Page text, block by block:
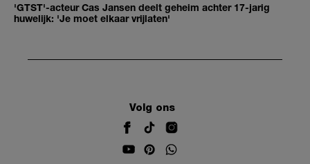
'GTST'-acteur Cas Jansen deelt geheim achter 17-jarig
huwelijk: 'Je moet elkaar vrijlaten'
Volg ons